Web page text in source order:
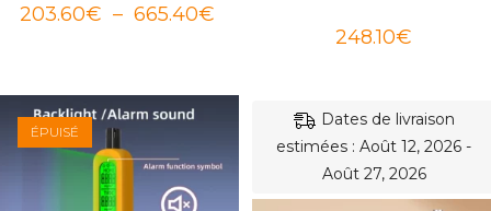
203.60€ – 665.40€
248.10€
ÉPUISÉ
Dates de livraison
estimées : Août 12, 2026 -
Août 27, 2026